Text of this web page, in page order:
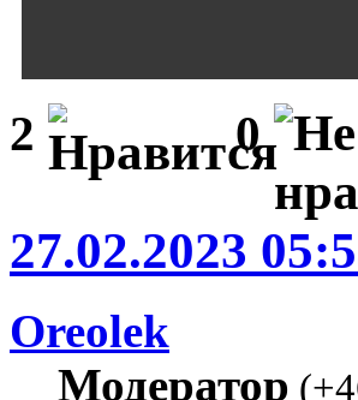
2 0
27.02.2023
Oreolek
Модератор (